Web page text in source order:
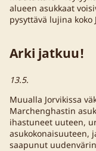
alueen asukkaat
pysyttävä lujina koko
Arki jatkuu!
13.5.
Muualla Jorvikissa
Marchenghastin
ihastuneet uuteen,
asukokonaisuuteen,
saapunut